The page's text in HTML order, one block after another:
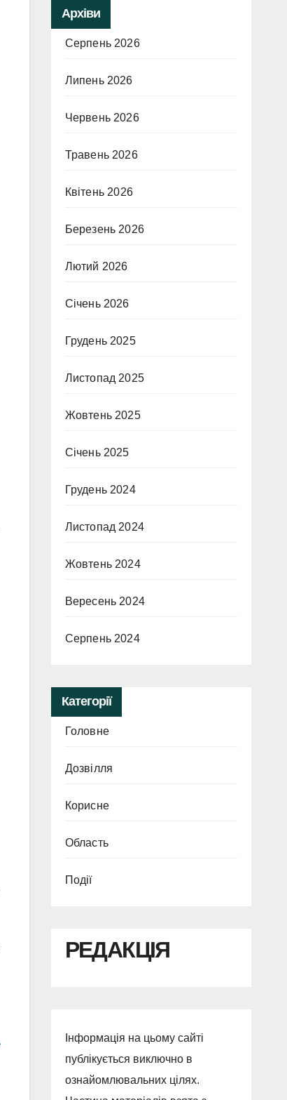
Архіви
Серпень 2026
Липень 2026
Червень 2026
Травень 2026
Квітень 2026
Березень 2026
Лютий 2026
Січень 2026
Грудень 2025
Листопад 2025
Жовтень 2025
Січень 2025
Грудень 2024
Листопад 2024
Жовтень 2024
Вересень 2024
Серпень 2024
Категорії
Головне
Дозвілля
Корисне
Область
Події
РЕДАКЦІЯ
Інформація на цьому сайті
публікується виключно в
ознайомлювальних цілях.